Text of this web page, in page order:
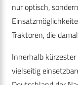
nur optisch,
Traktoren, die
Innerhalb
vielseitig